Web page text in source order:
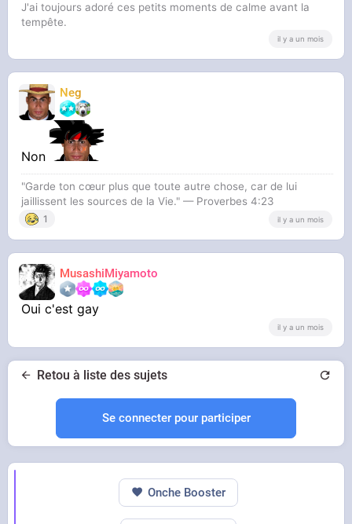
J'ai toujours adoré ces petits moments de calme avant la
tempête.
il y a un mois
Neg
Non
"Garde ton cœur plus que toute autre chose, car de lui
jaillissent les sources de la Vie." — Proverbes 4:23
1 il y a un mois
MusashiMiyamoto
Oui c'est gay
il y a un mois
Retou à liste des sujets
Se connecter pour participer
Onche Booster